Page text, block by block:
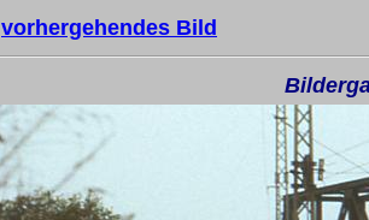
vorhergehendes Bild